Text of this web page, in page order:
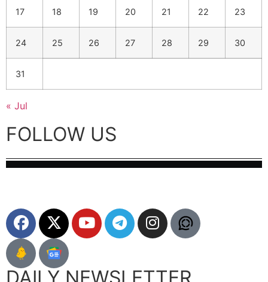
17 18 19 20 21 22 23
24 25 26 27 28 29 30
31
« Jul
FOLLOW US